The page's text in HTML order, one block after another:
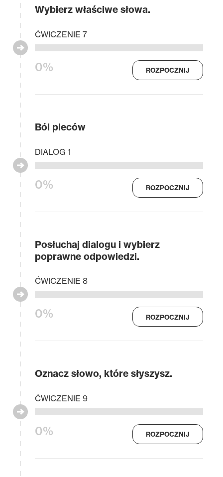
Wybierz właściwe słowa.
0%
ĆWICZENIE 7
ROZPOCZNIJ
Ból pleców
0%
DIALOG 1
ROZPOCZNIJ
Posłuchaj dialogu i wybierz
poprawne odpowiedzi.
0%
ĆWICZENIE 8
ROZPOCZNIJ
Oznacz słowo, które słyszysz.
0%
ĆWICZENIE 9
ROZPOCZNIJ